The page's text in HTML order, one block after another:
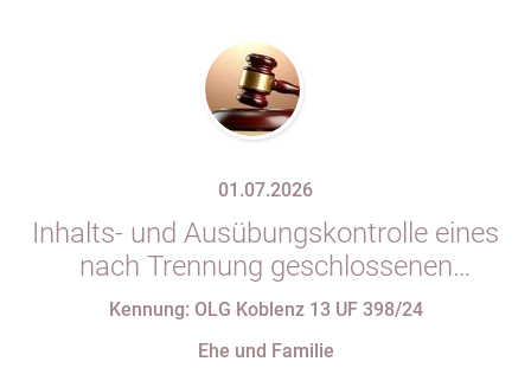
01.07.2026
Inhalts- und Ausübungskontrolle eines
nach Trennung geschlossenen
Ehevertrages
Kennung: OLG Koblenz 13 UF 398/24
Ehe und Familie